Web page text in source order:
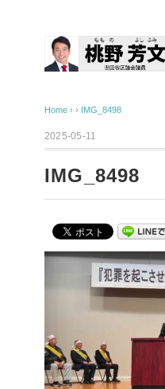
Home › › IMG_8498
2025-05-11
IMG_8498